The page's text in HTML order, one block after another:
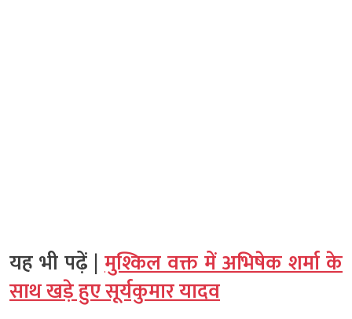
यह भी पढ़ें | मुश्किल वक्त में अभिषेक शर्मा के
साथ खड़े हुए सूर्यकुमार यादव